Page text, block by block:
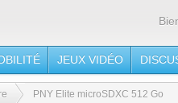
JEUX VIDÉO
PNY Elite microSDXC 512 Go